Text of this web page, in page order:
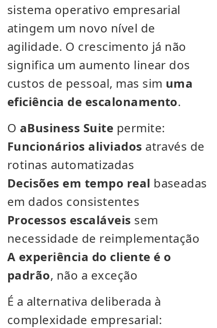
sistema operativo empresarial
atingem um novo nível de
agilidade. O crescimento já não
significa um aumento linear dos
custos de pessoal, mas sim uma
eficiência de escalonamento.
O aBusiness Suite permite:
Funcionários aliviados através de
rotinas automatizadas
Decisões em tempo real baseadas
em dados consistentes
Processos escaláveis sem
necessidade de reimplementação
A experiência do cliente é o
padrão, não a exceção
É a alternativa deliberada à
complexidade empresarial: